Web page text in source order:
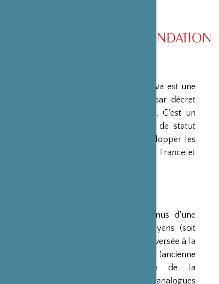
PRÉSENTATION DE LA FONDATION
La Fondation Franco-Japonaise Sasakawa est une
fondation reconnue d’utilité publique par décret
du Premier Ministre du 23 mars 1990. C’est un
organisme privé, sans but lucratif et de statut
français, qui a pour mission de « développer les
relations culturelles et d’amitié entre la France et
Ses ressources proviennent des revenus d’une
dotation initiale de trois milliards de yens (soit
environ 20 millions d’euros à l’époque) versée à la
France par la Fondation Nippon (ancienne
Fondation de l’Industrie Japonaise de la
Construction Navale). Des institutions analogues